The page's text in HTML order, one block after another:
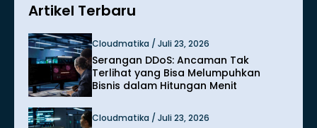
Artikel Terbaru
Cloudmatika / Juli 23, 2026
Serangan DDoS: Ancaman Tak
Terlihat yang Bisa Melumpuhkan
Bisnis dalam Hitungan Menit
Cloudmatika / Juli 23, 2026